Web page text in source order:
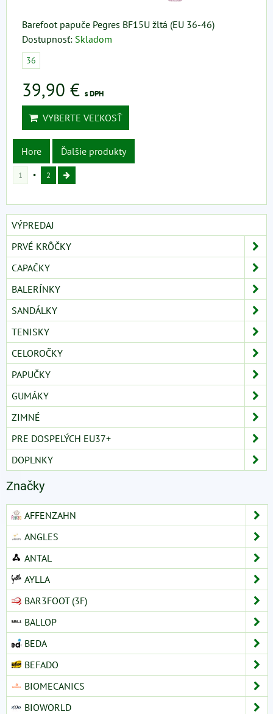
Barefoot papuče Pegres BF15U žltá (EU 36-46)
Dostupnosť: Skladom
36
39,90 € s DPH
VYBERTE VEĽKOSŤ
Hore Ďalšie produkty
1 2
VÝPREDAJ
PRVÉ KRÔČKY
CAPAČKY
BALERÍNKY
SANDÁLKY
TENISKY
CELOROČKY
PAPUČKY
GUMÁKY
ZIMNÉ
PRE DOSPELÝCH EU37+
DOPLNKY
Značky
AFFENZAHN
ANGLES
ANTAL
AYLLA
BAR3FOOT (3F)
BALLOP
BEDA
BEFADO
BIOMECANICS
BIOWORLD